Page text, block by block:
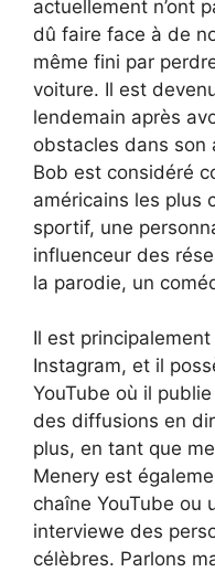
actuellement n’ont
dû faire face à de
même fini par
voiture. Il est
lendemain après
obstacles dans son
Bob est considéré
américains les plus
sportif, une
influenceur des
la parodie, un
Il est
Instagram, et il
YouTube où il
des diffusions en
plus, en tant que
Menery est
chaîne YouTube ou
interviewe des
célèbres. Parlons